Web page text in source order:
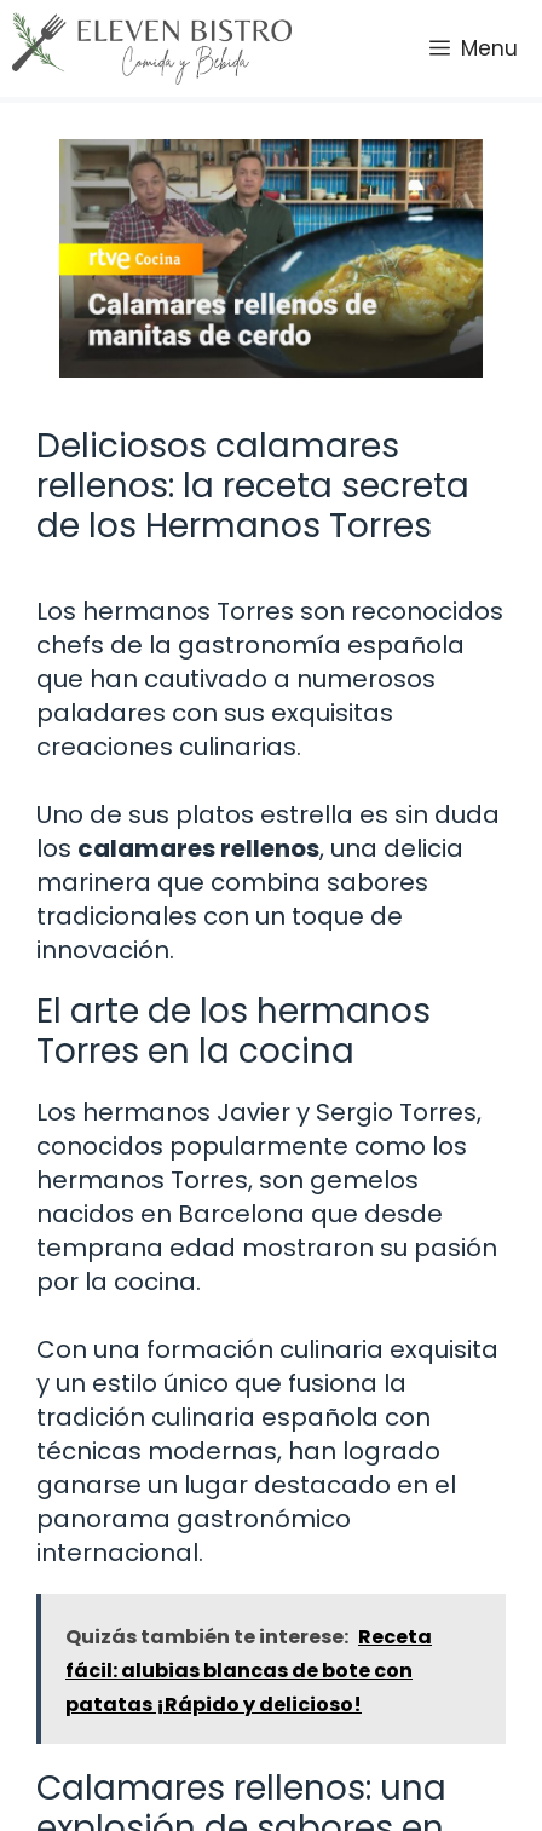
Saltar
al
contenido
Menu
Deliciosos calamares
rellenos: la receta secreta
de los Hermanos Torres
Los hermanos Torres son reconocidos
chefs de la gastronomía española
que han cautivado a numerosos
paladares con sus exquisitas
creaciones culinarias.
Uno de sus platos estrella es sin duda
los calamares rellenos, una delicia
marinera que combina sabores
tradicionales con un toque de
innovación.
El arte de los hermanos
Torres en la cocina
Los hermanos Javier y Sergio Torres,
conocidos popularmente como los
hermanos Torres, son gemelos
nacidos en Barcelona que desde
temprana edad mostraron su pasión
por la cocina.
Con una formación culinaria exquisita
y un estilo único que fusiona la
tradición culinaria española con
técnicas modernas, han logrado
ganarse un lugar destacado en el
panorama gastronómico
internacional.
Quizás también te interese: Receta
fácil: alubias blancas de bote con
patatas ¡Rápido y delicioso!
Calamares rellenos: una